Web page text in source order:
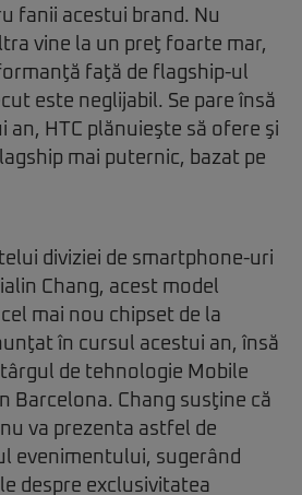
fanii acestui brand. Nu
vine la un preţ foarte mar,
faţă de flagship-ul
este neglijabil. Se pare însă
an, HTC plănuieşte să ofere şi
mai puternic, bazat pe
diviziei de smartphone-uri
Chang, acest model
mai nou chipset de la
în cursul acestui an, însă
de tehnologie Mobile
Barcelona. Chang susţine că
va prezenta astfel de
evenimentului, sugerând
despre exclusivitatea